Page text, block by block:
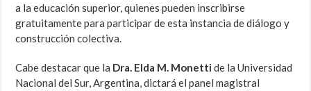
a la educación superior, quienes pueden inscribirse
gratuitamente para participar de esta instancia de diálogo y
construcción colectiva.
Cabe destacar que la Dra. Elda M. Monetti de la Universidad
Nacional del Sur, Argentina, dictará el panel magistral